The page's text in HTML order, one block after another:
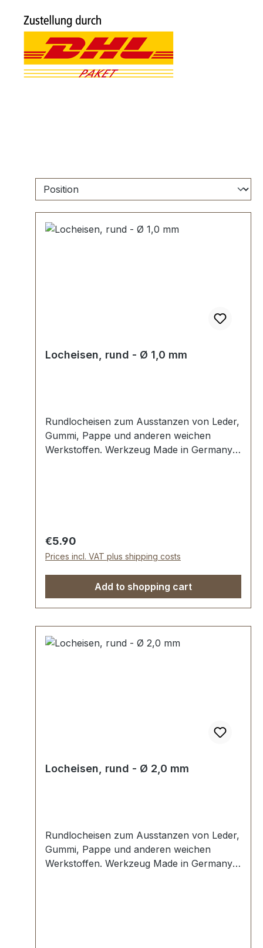
Locheisen, rund - Ø 1,0 mm
Rundlocheisen zum Ausstanzen von Leder,
Gummi, Pappe und anderen weichen
Werkstoffen. Werkzeug Made in Germany,
lackiert. Lieferumfang: 1 Stück
Rundlocheisen Ø 1,0 mm
Regular price:
€5.90
Prices incl. VAT plus shipping costs
Add to shopping cart
Locheisen, rund - Ø 2,0 mm
Rundlocheisen zum Ausstanzen von Leder,
Gummi, Pappe und anderen weichen
Werkstoffen. Werkzeug Made in Germany,